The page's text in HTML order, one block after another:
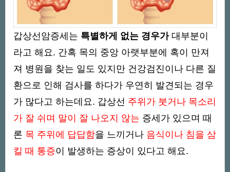
갑상선암증세는 특별하게 없는 경우가대부분이
라고 해요. 간혹 목의 중앙 아랫부분에 혹이 만져
져 병원을 찾는 일도 있지만 건강검진이나 다른 질
환으로 인해 검사를 하다가 우연히 발견되는 경우
가 많다고 하는데요. 갑상선 주위가 붓거나 목소리
가 잘 쉬며 말이 잘 나오지 않는 증세가 있으며 때
론 목 주위에 답답함을 느끼거나 음식이나 침을 삼
킬 때 통증이 발생하는 증상이 있다고 해요.